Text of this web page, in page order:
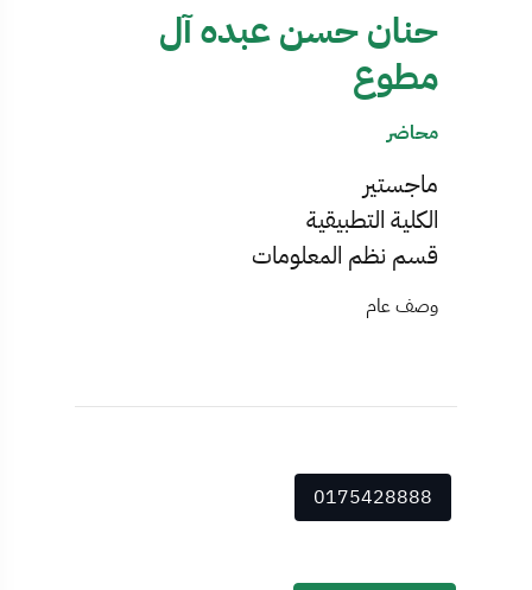
حنان حسن عبده آل
مطوع
محاضر
ماجستير
الكلية التطبيقية
قسم نظم المعلومات
وصف عام
0175428888